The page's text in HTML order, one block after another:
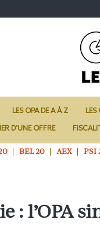
LES OPA DE A À Z LES
D’UNE OFFRE
BEL 20 AEX PSI
: l’OPA